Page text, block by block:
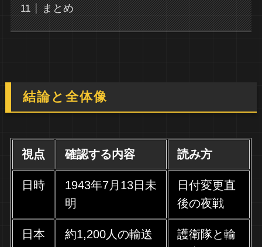
まとめ
結論と全体像
視点 確認する内容 読み方
日時
1943年7月13日未
明
日付変更直
後の夜戦
日本
約1,200人の輸送
護衛隊と輸